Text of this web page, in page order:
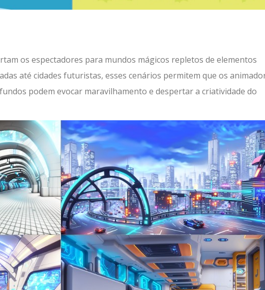
os espectadores para mundos mágicos repletos de elementos
até cidades futuristas, esses cenários permitem que os
podem evocar maravilhamento e despertar a criatividade do